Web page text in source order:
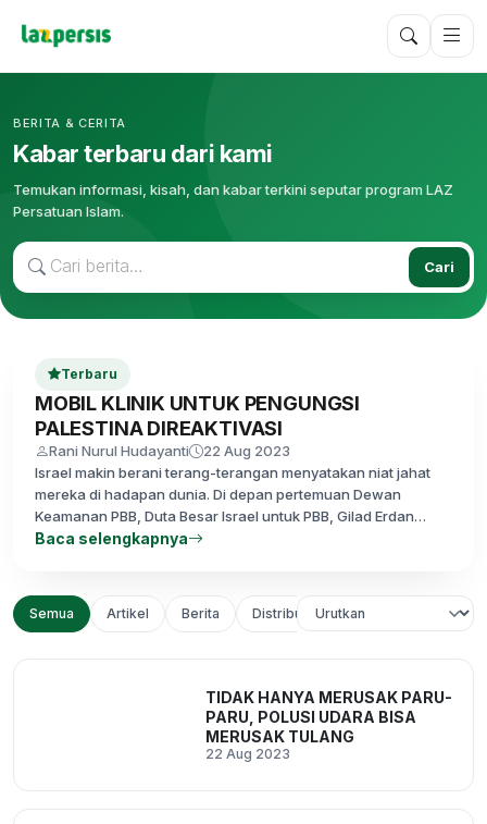
BERITA & CERITA
Kabar terbaru dari kami
Temukan informasi, kisah, dan kabar terkini seputar program LAZ
Persatuan Islam.
Cari
Terbaru
MOBIL KLINIK UNTUK PENGUNGSI
PALESTINA DIREAKTIVASI
Rani Nurul Hudayanti
22 Aug 2023
Israel makin berani terang-terangan menyatakan niat jahat
mereka di hadapan dunia. Di depan pertemuan Dewan
Keamanan PBB, Duta Besar Israel untuk PBB, Gilad Erdan
mengatakan, &quot;Warga dan pengungsi Palestina tidak
Baca selengkapnya
Semua Artikel Berita Distribusi Program pendidikan
TIDAK HANYA MERUSAK PARU-
PARU, POLUSI UDARA BISA
MERUSAK TULANG
22 Aug 2023